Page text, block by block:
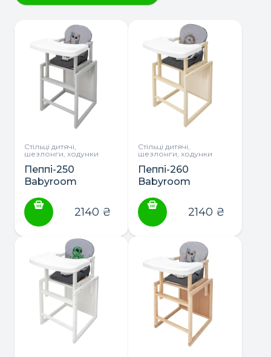
Стільці дитячі,
шезлонги, ходунки
Пеппі-250
Babyroom
трансформер з
пластиковою
столешнею
2140 ₴
Стільці дитячі,
шезлонги, ходунки
Пеппі-260
Babyroom
трансформер з
пластиковою
столешнею
(слонова кістка)
2140 ₴